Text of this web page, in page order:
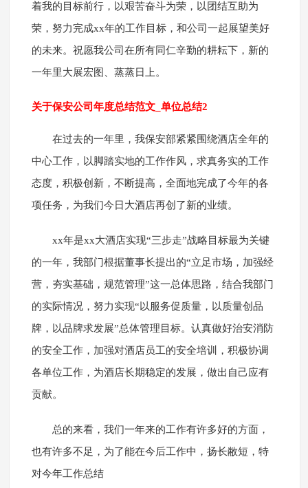
着我的目标前行，以艰苦奋斗为荣，以团结互助为
荣，努力完成xx年的工作目标，和公司一起展望美好
的未来。祝愿我公司在所有同仁辛勤的耕耘下，新的
一年里大展宏图、蒸蒸日上。
关于保安公司年度总结范文_单位总结2
在过去的一年里，我保安部紧紧围绕酒店全年的
中心工作，以脚踏实地的工作作风，求真务实的工作
态度，积极创新，不断提高，全面地完成了今年的各
项任务，为我们今日大酒店再创了新的业绩。
xx年是xx大酒店实现“三步走”战略目标最为关键
的一年，我部门根据董事长提出的“立足市场，加强经
营，夯实基础，规范管理”这一总体思路，结合我部门
的实际情况，努力实现“以服务促质量，以质量创品
牌，以品牌求发展”总体管理目标。认真做好治安消防
的安全工作，加强对酒店员工的安全培训，积极协调
各单位工作，为酒店长期稳定的发展，做出自己应有
贡献。
总的来看，我们一年来的工作有许多好的方面，
也有许多不足，为了能在今后工作中，扬长敝短，特
对今年工作总结